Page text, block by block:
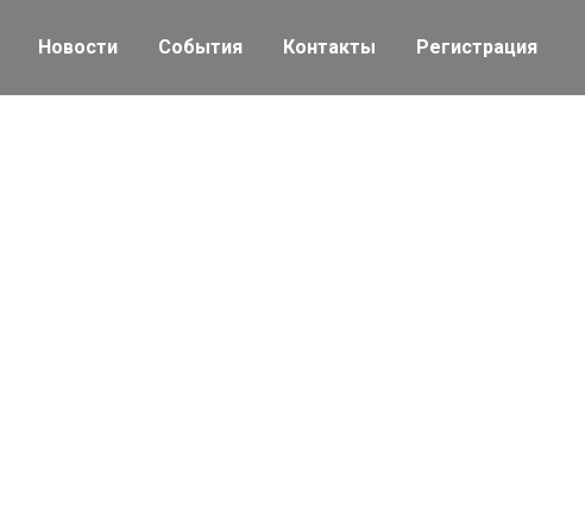
Новости События Контакты Регистрация